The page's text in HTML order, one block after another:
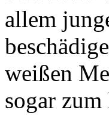
allem
weißen
sogar